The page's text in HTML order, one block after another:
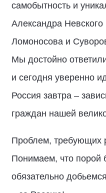
самобытность и
Александра
Ломоносова и
Мы достойно
и сегодня уверенно
Россия завтра –
граждан нашей
Проблем, требующих
Понимаем, что порой
обязательно